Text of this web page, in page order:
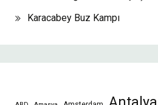
Karacabey Buz Kampı